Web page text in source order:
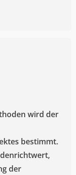
wird der
bestimmt.
der